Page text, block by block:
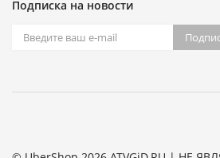
Подписка на новости